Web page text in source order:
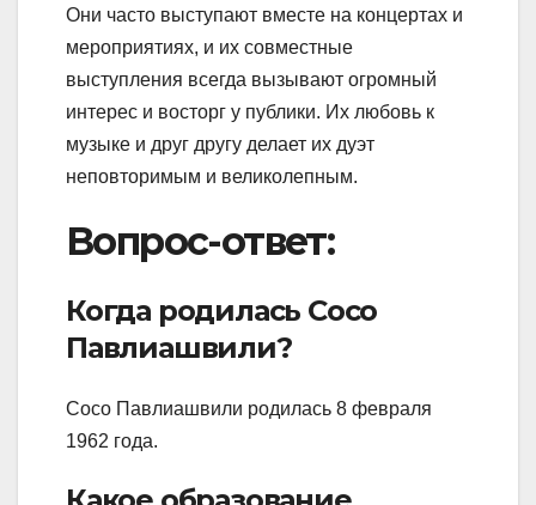
Они часто выступают вместе на концертах и
мероприятиях, и их совместные
выступления всегда вызывают огромный
интерес и восторг у публики. Их любовь к
музыке и друг другу делает их дуэт
неповторимым и великолепным.
Вопрос-ответ:
Когда родилась Сосо
Павлиашвили?
Сосо Павлиашвили родилась 8 февраля
1962 года.